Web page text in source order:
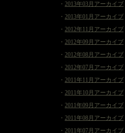
・ 2013年03月アーカイブ
・ 2013年01月アーカイブ
・ 2012年11月アーカイブ
・ 2012年09月アーカイブ
・ 2012年08月アーカイブ
・ 2012年07月アーカイブ
・ 2011年11月アーカイブ
・ 2011年10月アーカイブ
・ 2011年09月アーカイブ
・ 2011年08月アーカイブ
・ 2011年07月アーカイブ